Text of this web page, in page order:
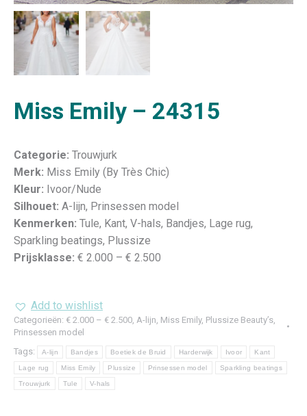
Miss Emily – 24315
Categorie: Trouwjurk
Merk: Miss Emily (By Très Chic)
Kleur: Ivoor/Nude
Silhouet: A-lijn, Prinsessen model
Kenmerken: Tule, Kant, V-hals, Bandjes, Lage rug,
Sparkling beatings, Plussize
Prijsklasse: € 2.000 – € 2.500
Add to wishlist
Categorieën: € 2.000 – € 2.500, A-lijn, Miss Emily, Plussize Beauty’s,
Prinsessen model
Tags:
A-lijn Bandjes Boetiek de Bruid Harderwijk Ivoor Kant
Lage rug Miss Emily Plussize Prinsessen model Sparkling beatings
Trouwjurk Tule V-hals